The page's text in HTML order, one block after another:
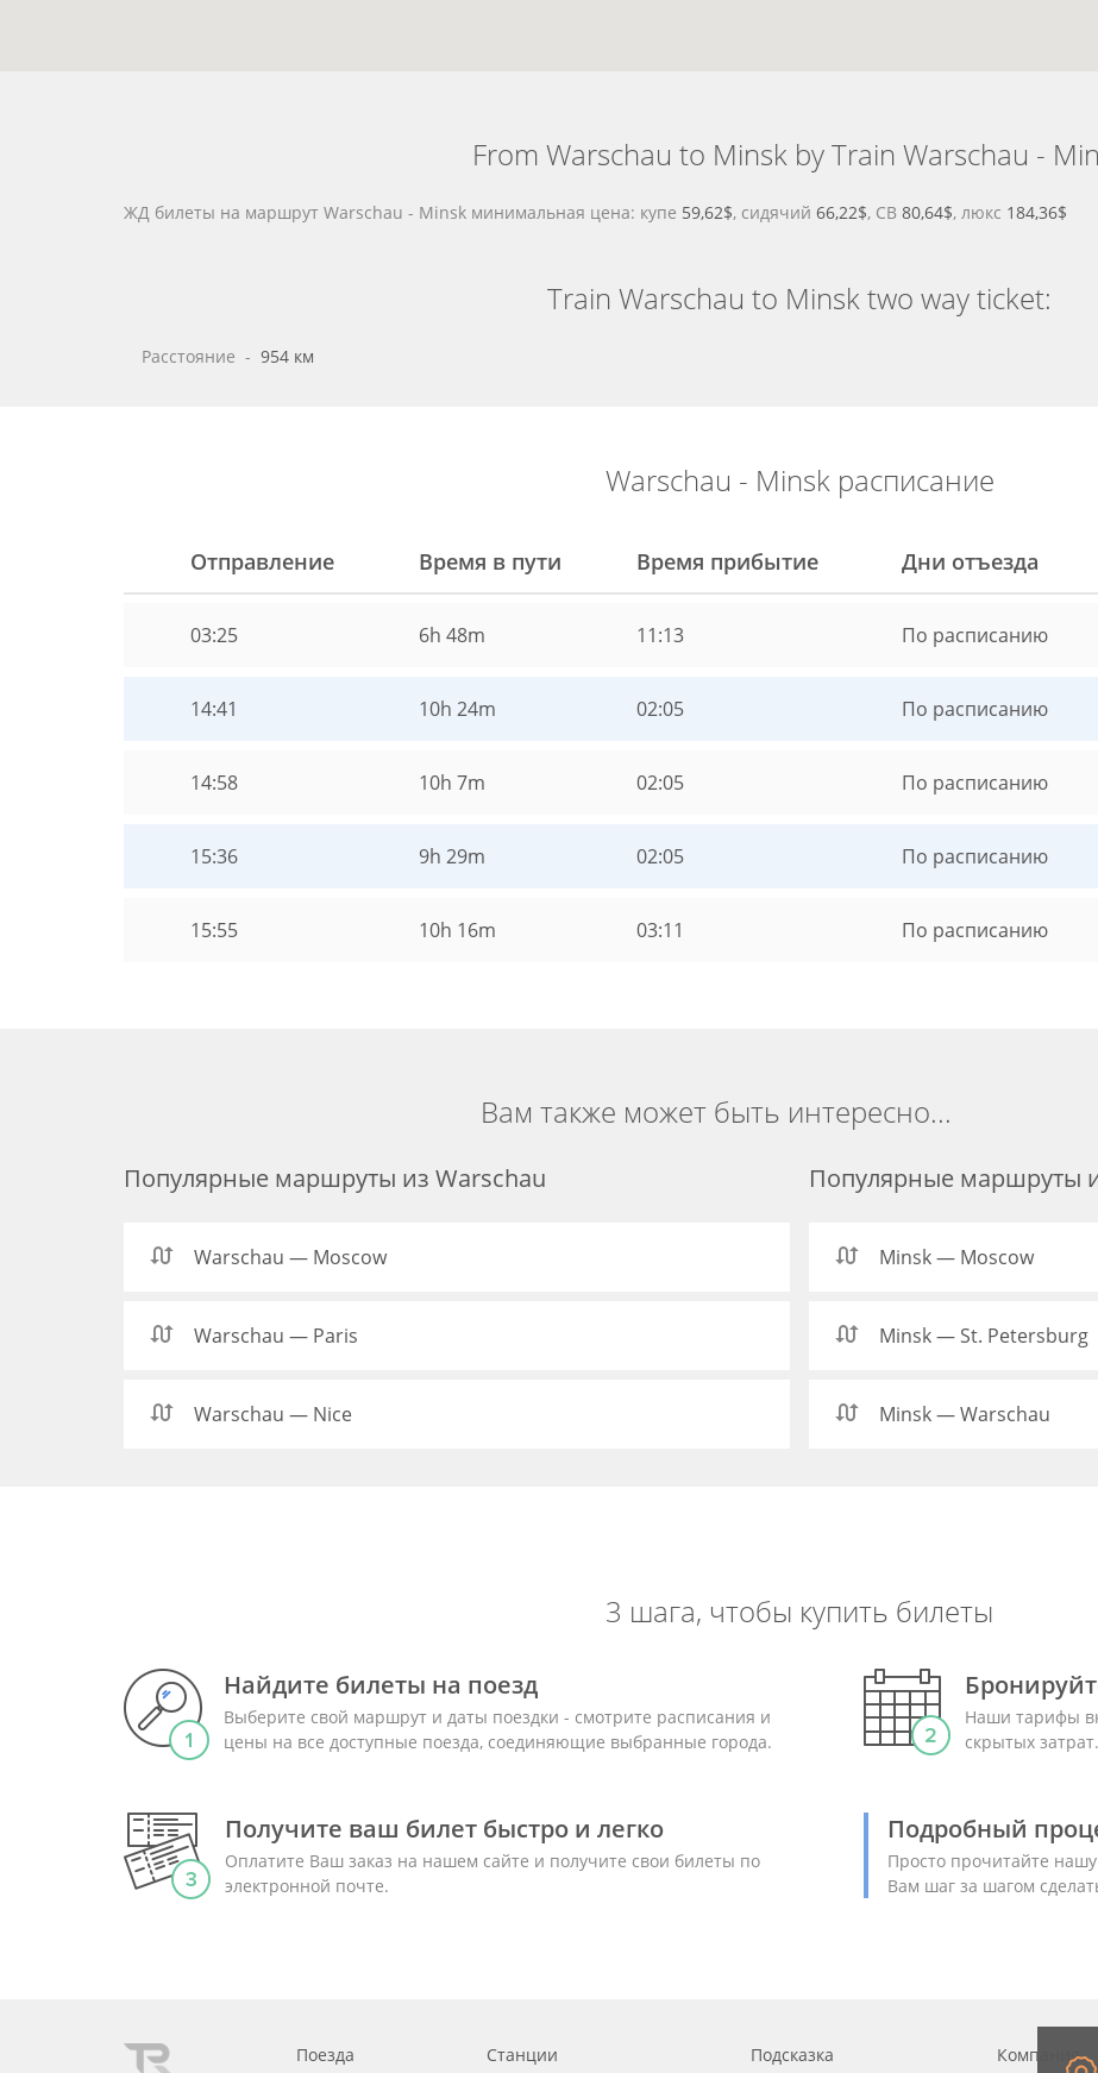
From Warschau to Minsk by Train Warschau -
ЖД билеты на маршрут Warschau - Minsk минимальная цена: купе 59,62$, сидячий 66,22$, СВ 80,64$, люкс 184,36$
Train Warschau to Minsk two way ticket:
Расстояние - 954 км
Warschau - Minsk расписание
Отправление Время в пути Время прибытие Дни отъезда
03:25 6h 48m 11:13 По расписанию
14:41 10h 24m 02:05 По расписанию
14:58 10h 7m 02:05 По расписанию
15:36 9h 29m 02:05 По расписанию
15:55 10h 16m 03:11 По расписанию
Вам также может быть интересно...
Популярные маршруты из Warschau
Warschau — Moscow
Warschau — Paris
Warschau — Nice
Популярные маршруты
Minsk — Moscow
Minsk — St. Petersburg
Minsk — Warschau
3 шага, чтобы купить билеты
Найдите билеты на поезд
Выберите свой маршрут и даты поездки - смотрите расписания и
цены на все доступные поезда, соединяющие выбранные города.
Получите ваш билет быстро и легко
Оплатите Ваш заказ на нашем сайте и получите свои билеты по
электронной почте.
Наши тарифы
скрытых затрат.
Подробный
Просто прочитайте
Вам шаг за шагом
Поезда Станции Подсказка Компания